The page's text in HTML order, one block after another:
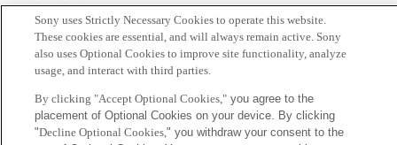
2021 Sony ESG/Technology Briefing
2021年9月24日
Sony uses Strictly Necessary Cookies to operate this website.
These cookies are essential, and will always remain active. Sony
also uses Optional Cookies to improve site functionality, analyze
usage, and interact with third parties.
By clicking "Accept Optional Cookies,"you agree to the
placement of Optional Cookies on your device. By clicking
"Decline Optional Cookies," you withdraw your consent to the